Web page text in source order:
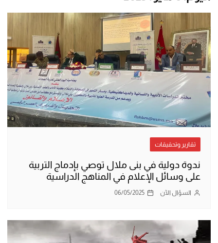
تقارير وتحقيقات
ندوة دولية في بنى ملال توصي بإدماج التربية
على وسائل الإعلام في المناهج الدراسية
السؤال الآن 06/05/2025